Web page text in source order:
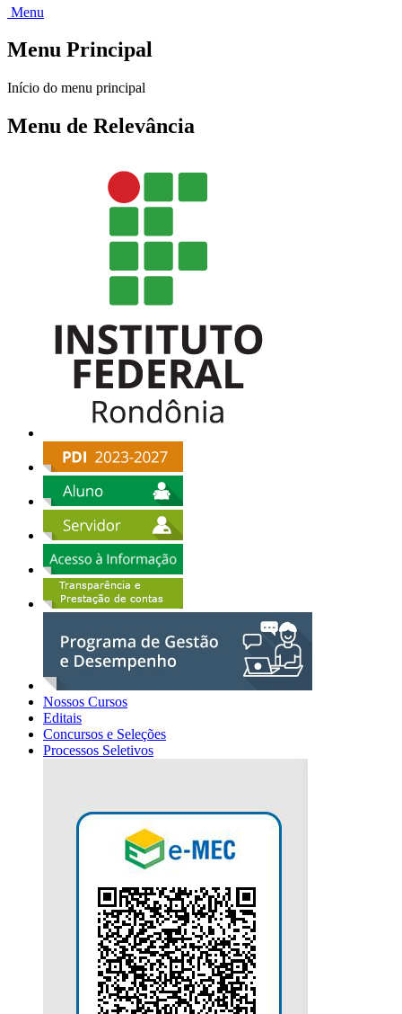
Menu
Menu Principal
Início do menu principal
Menu de Relevância
Nossos Cursos
Editais
Concursos e Seleções
Processos Seletivos